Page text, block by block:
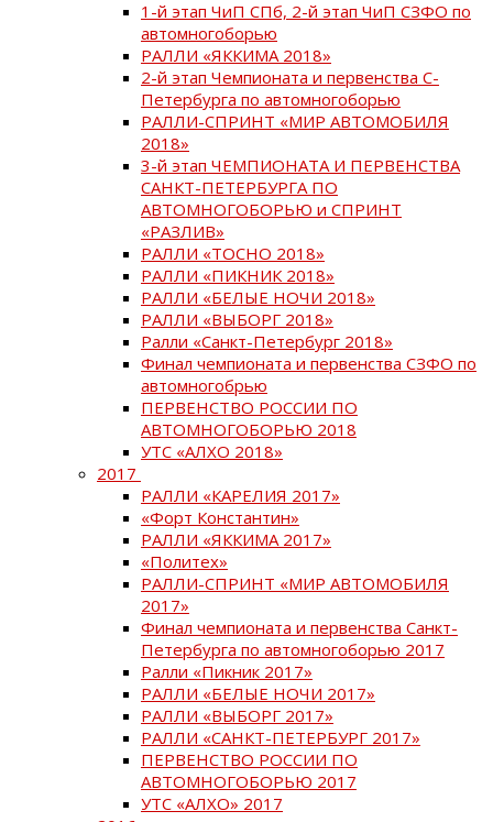
1-й этап ЧиП СПб, 2-й этап ЧиП СЗФО по
автомногоборью
РАЛЛИ «ЯККИМА 2018»
2-й этап Чемпионата и первенства С-
Петербурга по автомногоборью
РАЛЛИ-СПРИНТ «МИР АВТОМОБИЛЯ
2018»
3-й этап ЧЕМПИОНАТА И ПЕРВЕНСТВА
САНКТ-ПЕТЕРБУРГА ПО
АВТОМНОГОБОРЬЮ и СПРИНТ
«РАЗЛИВ»
РАЛЛИ «ТОСНО 2018»
РАЛЛИ «ПИКНИК 2018»
РАЛЛИ «БЕЛЫЕ НОЧИ 2018»
РАЛЛИ «ВЫБОРГ 2018»
Ралли «Санкт-Петербург 2018»
Финал чемпионата и первенства СЗФО по
автомногобрью
ПЕРВЕНСТВО РОССИИ ПО
АВТОМНОГОБОРЬЮ 2018
УТС «АЛХО 2018»
2017
РАЛЛИ «КАРЕЛИЯ 2017»
«Форт Константин»
РАЛЛИ «ЯККИМА 2017»
«Политех»
РАЛЛИ-СПРИНТ «МИР АВТОМОБИЛЯ
2017»
Финал чемпионата и первенства Санкт-
Петербурга по автомногоборью 2017
Ралли «Пикник 2017»
РАЛЛИ «БЕЛЫЕ НОЧИ 2017»
РАЛЛИ «ВЫБОРГ 2017»
РАЛЛИ «САНКТ-ПЕТЕРБУРГ 2017»
ПЕРВЕНСТВО РОССИИ ПО
АВТОМНОГОБОРЬЮ 2017
УТС «АЛХО» 2017